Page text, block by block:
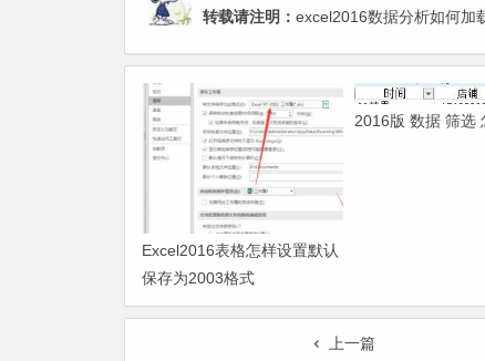
转载请注明： excel2016数据分析如何加
Excel2016表格怎样设置默认
保存为2003格式
2016版 数据 筛选
上一篇